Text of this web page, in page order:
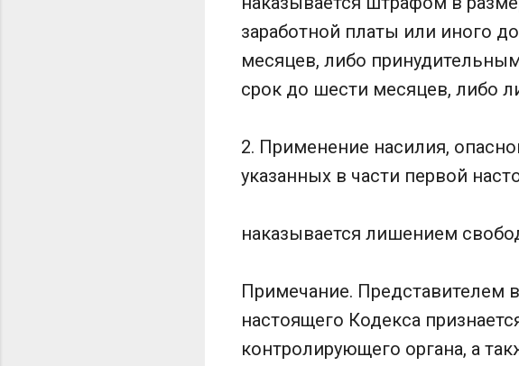
заработной платы или иного
месяцев, либо
срок до шести месяцев, либо
2. Применение насилия,
указанных в части первой
наказывается лишением
Примечание. Представителем
настоящего Кодекса
контролирующего органа, а